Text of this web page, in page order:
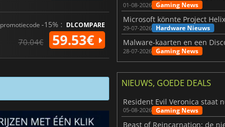
promotiecode -15% : DLCOMPARE
70.04€ 59.53€
01-08-2026 Gaming News
29-07-2026 Hardware Nieuws
28-07-2026 Gaming News
NIEUWS, GOEDE DEALS
05-08-2026 Gaming News